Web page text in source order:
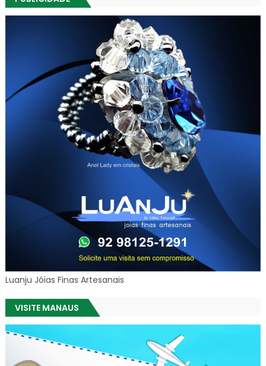
Luanju Jóias Finas Artesanais
VISITE MANAUS